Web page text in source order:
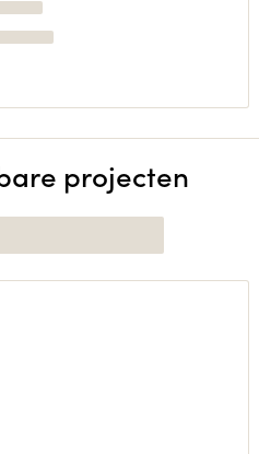
projecten